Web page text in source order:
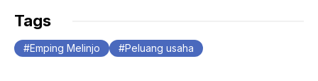
Tags
Emping Melinjo Peluang usaha